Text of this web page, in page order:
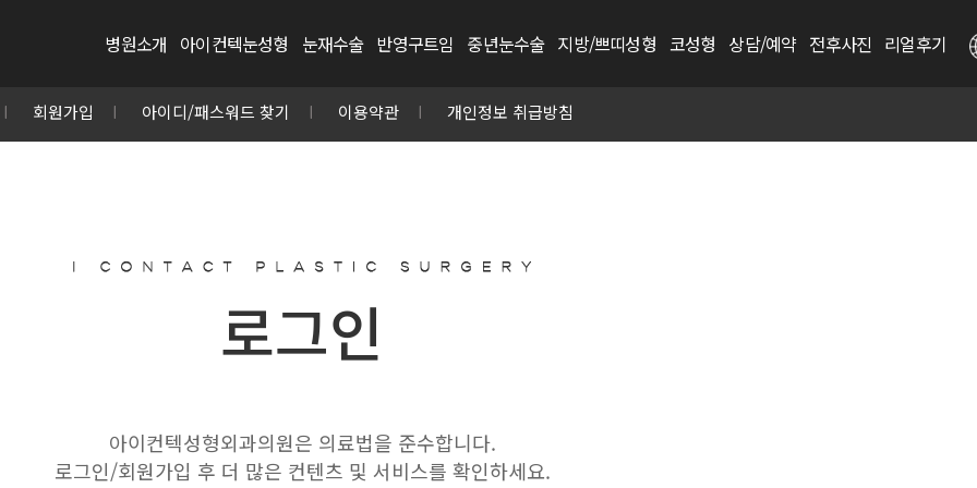
병원소개 아이컨텍눈성형 눈재수술 반영구트임 중년눈수술 지방/쁘띠성형 코성형 상담/예약 전후사진 리얼후기
회원가입 아이디/패스워드 찾기 이용약관 개인정보 취급방침
로그인
아이컨텍성형외과의원은 의료법을 준수합니다.
로그인/회원가입 후 더 많은 컨텐츠 및 서비스를 확인하세요.